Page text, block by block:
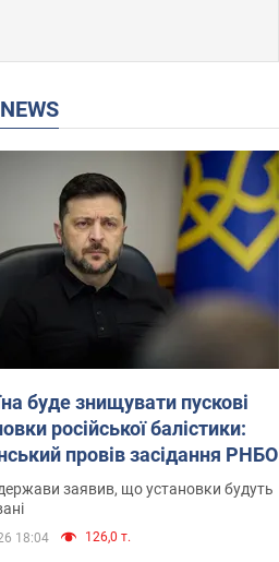
NEWS
буде знищувати пускові
російської балістики:
провів засідання РНБО
заявив, що установки будуть
18:04 126,0 т.